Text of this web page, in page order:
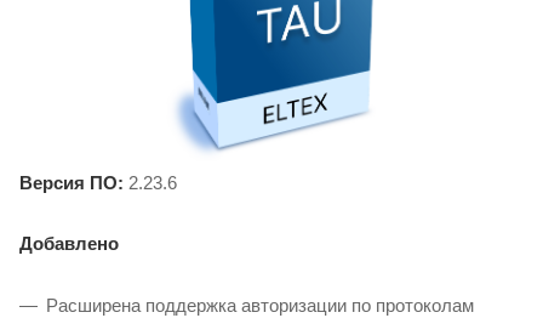
Версия ПО: 2.23.6
Добавлено
Расширена поддержка авторизации по протоколам